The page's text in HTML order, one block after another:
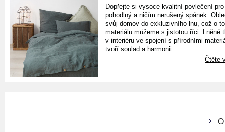
Dopřejte si vysoce kvalitní povlečení pro
pohodlný a ničím nerušený spánek.
svůj domov do exkluzivního lnu, což o
materiálu můžeme s jistotou říci. Lněné
v interiéru ve spojení s přírodními
tvoří soulad a harmonii.
Čtěte